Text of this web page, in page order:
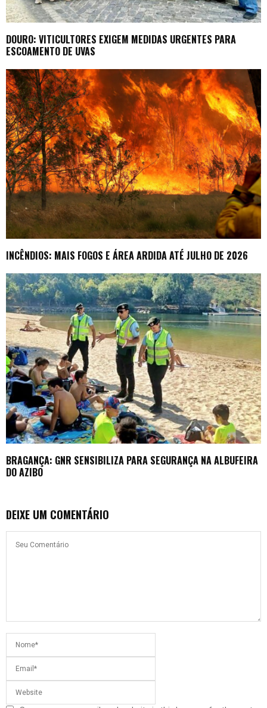
DOURO: VITICULTORES EXIGEM MEDIDAS URGENTES PARA
ESCOAMENTO DE UVAS
INCÊNDIOS: MAIS FOGOS E ÁREA ARDIDA ATÉ JULHO DE 2026
BRAGANÇA: GNR SENSIBILIZA PARA SEGURANÇA NA ALBUFEIRA
DO AZIBO
DEIXE UM COMENTÁRIO